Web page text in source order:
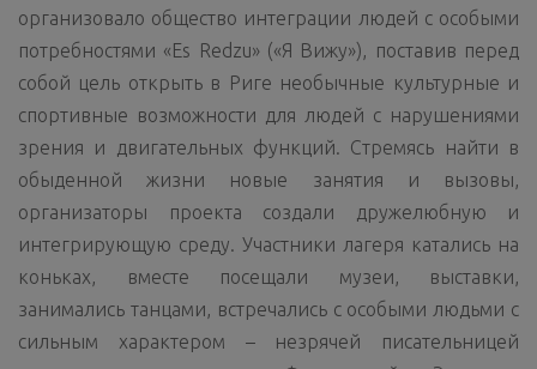
организовало общество интеграции людей с особыми
потребностями «Es Redzu» («Я Вижу»), поставив перед
собой цель открыть в Риге необычные культурные и
спортивные возможности для людей с нарушениями
зрения и двигательных функций. Стремясь найти в
обыденной жизни новые занятия и вызовы,
организаторы проекта создали дружелюбную и
интегрирующую среду. Участники лагеря катались на
коньках, вместе посещали музеи, выставки,
занимались танцами, встречались с особыми людьми с
сильным характером – незрячей писательницей